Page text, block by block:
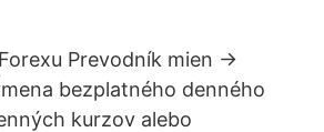
Prevodník mien ->
bezplatného denného
kurzov alebo